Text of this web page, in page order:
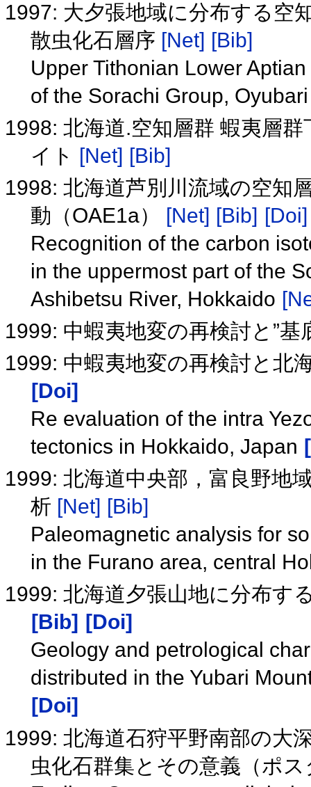
1997: 大夕張地域に分布する空
散虫化石層序 [Net] [Bib]
Upper Tithonian Lower
of the Sorachi Group,
1998: 北海道.空知層群 蝦夷層
イト
[Net] [Bib]
1998: 北海道芦別川流域の空知
動（OAE1a）
[Net] [Bib] [Doi]
Recognition of the carbon
in the uppermost part of the
Ashibetsu River, Hokkaido
1999: 中蝦夷地変の再検討と”
1999: 中蝦夷地変の再検討と北
[Doi]
Re evaluation of the intra
tectonics in Hokkaido, Japan
1999: 北海道中央部，富良野地
析 [Net] [Bib]
Paleomagnetic analysis for
in the Furano area, central
1999: 北海道夕張山地に分布す
[Bib]
[Doi]
Geology and petrological
distributed in the Yubari
[Doi]
1999: 北海道石狩平野南部の大
虫化石群集とその意義（ポ